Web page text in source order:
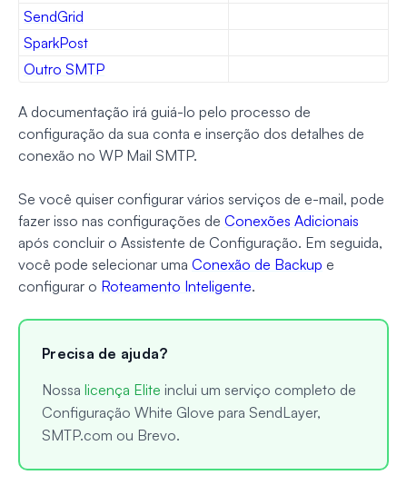
SendGrid
SparkPost
Outro SMTP
A documentação irá guiá-lo pelo processo de
configuração da sua conta e inserção dos detalhes de
conexão no WP Mail SMTP.
Se você quiser configurar vários serviços de e-mail, pode
fazer isso nas configurações de Conexões Adicionais
após concluir o Assistente de Configuração. Em seguida,
você pode selecionar uma Conexão de Backup e
configurar o Roteamento Inteligente.
Precisa de ajuda?
Nossa licença Elite inclui um serviço completo de
Configuração White Glove para SendLayer,
SMTP.com ou Brevo.